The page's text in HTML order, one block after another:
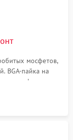
мосфетов,
BGA-пайка на
графического
BIOS